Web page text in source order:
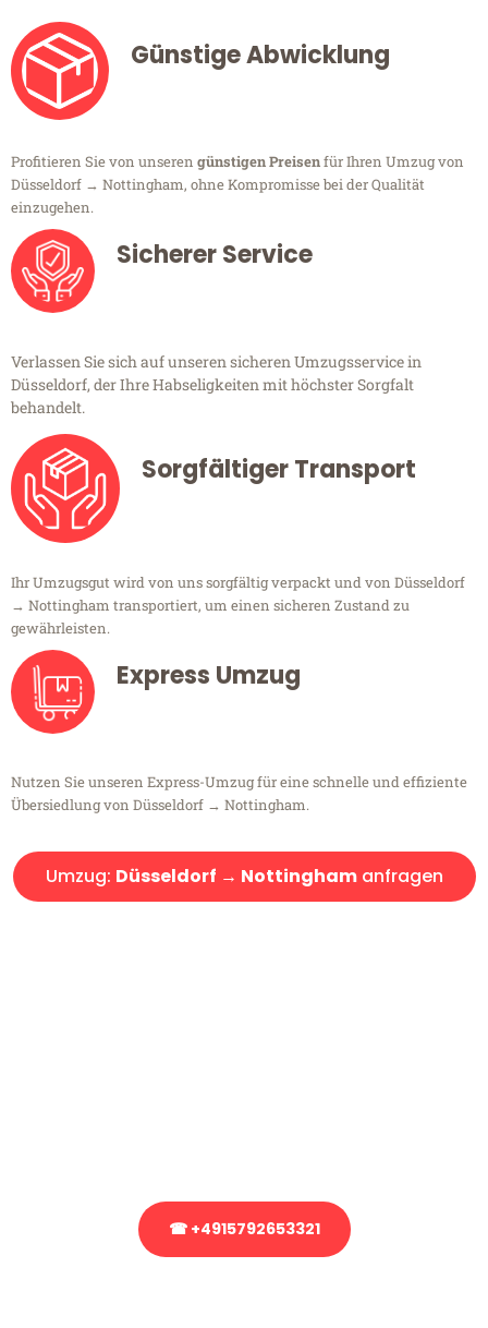
Günstige Abwicklung
Profitieren Sie von unseren günstigen Preisenfür Ihren Umzug von
Düsseldorf → Nottingham, ohne Kompromisse bei der Qualität
einzugehen.
Sicherer Service
Verlassen Sie sich auf unseren sicheren Umzugsservice in
Düsseldorf, der Ihre Habseligkeiten mit höchster Sorgfalt
behandelt.
Sorgfältiger Transport
Ihr Umzugsgut wird von uns sorgfältig verpackt und von Düsseldorf
→ Nottingham transportiert, um einen sicheren Zustand zu
gewährleisten.
Express Umzug
Nutzen Sie unseren Express-Umzug für eine schnelle und effiziente
Übersiedlung von Düsseldorf → Nottingham.
Umzug: Düsseldorf → Nottinghamanfragen
☎ +4915792653321